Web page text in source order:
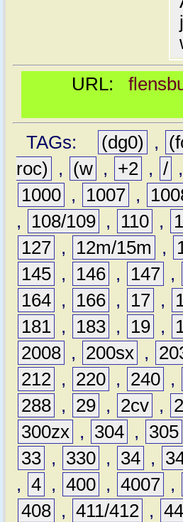
URL:
TAGs: (dg0) ,
roc)
, (w , +2 , / ,
1000 , 1007 ,
,
108/109 , 110 ,
127 , 12m/15m ,
145 , 146 , 147 ,
164 , 166 , 17 ,
181 , 183 , 19 ,
2008 , 200sx ,
212 , 220 , 240 ,
288 , 29 , 2cv ,
300zx , 304 , 305
33 , 330 , 34 ,
, 4 , 400 , 4007 ,
408 , 411/412 ,